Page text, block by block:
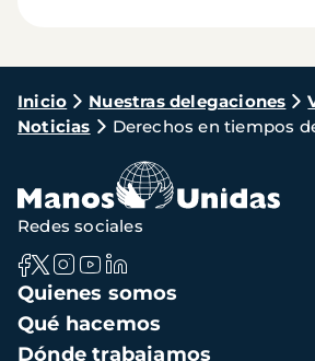
Ruta
de
navegación
Inicio Nuestras delegaciones
Noticias
Derechos en tiempos
Navegación
principal
Quienes somos
Qué hacemos
Dónde trabajamos
Redes sociales